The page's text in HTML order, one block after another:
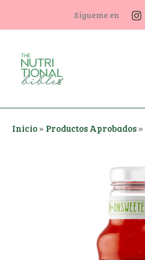
contenido
Sígueme en
Inicio» Productos Aprobados»